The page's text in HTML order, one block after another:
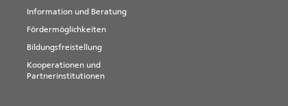
Information und Beratung
Fördermöglichkeiten
Bildungsfreistellung
Kooperationen und
Partnerinstitutionen